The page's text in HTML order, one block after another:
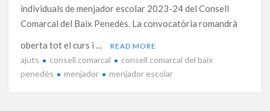
individuals de menjador escolar 2023-24 del Consell
Comarcal del Baix Penedès. La convocatòria romandrà
oberta tot el curs i …
READ MORE
ajuts consell comarcal
consell comarcal del baix
penedès
menjador menjador escolar